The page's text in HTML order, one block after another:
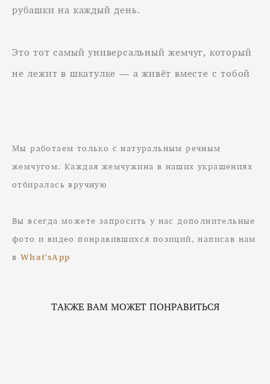
рубашки на каждый день.
Это тот самый универсальный жемчуг, который
не лежит в шкатулке — а живёт вместе с тобой
Мы работаем только с натуральным речным
жемчугом. Каждая жемчужина в наших украшениях
отбиралась вручную
Вы всегда можете запросить у нас дополнительные
фото и видео понравившихся позиций, написав нам
в What'sApp
ТАКЖЕ ВАМ МОЖЕТ ПОНРАВИТЬСЯ